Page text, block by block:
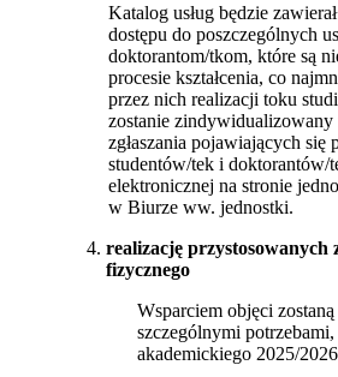
Katalog usług będzie
dostępu do poszczególnych
doktorantom/tkom, które są
procesie kształcenia, co
przez nich realizacji toku
zostanie
zgłaszania pojawiających się
studentów/tek i doktorantów/
elektronicznej na stronie
w Biurze ww. jednostki.
realizację przystosowanych
fizycznego
Wsparciem objęci
szczególnymi
akademickiego 2025/